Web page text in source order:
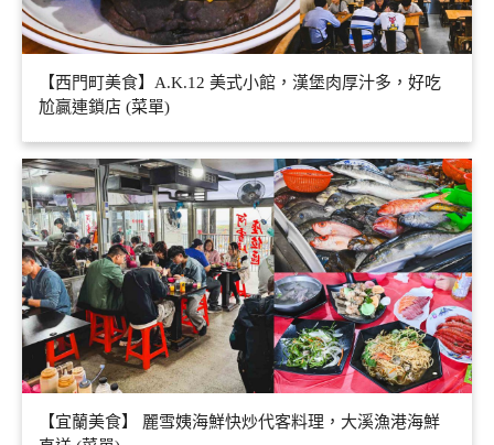
【西門町美食】A.K.12 美式小館，漢堡肉厚汁多，好吃
尬贏連鎖店 (菜單)
【宜蘭美食】 麗雪姨海鮮快炒代客料理，大溪漁港海鮮